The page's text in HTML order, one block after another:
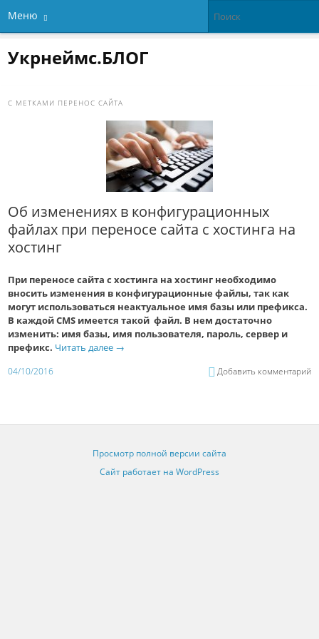
Меню
Укрнеймс.БЛОГ
С МЕТКАМИ ПЕРЕНОС САЙТА
Об изменениях в конфигурационных
файлах при переносе сайта с хостинга на
хостинг
При переносе сайта с хостинга на хостинг необходимо
вносить изменения в конфигурационные файлы, так как
могут использоваться неактуальное имя базы или префикса.
В каждой CMS имеется такой файл. В нем достаточно
изменить: имя базы, имя пользователя, пароль, сервер и
префикс. Читать далее →
04/10/2016 Добавить комментарий
Просмотр полной версии сайта
Сайт работает на WordPress